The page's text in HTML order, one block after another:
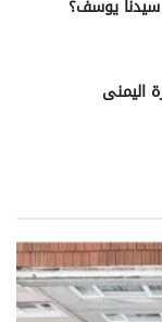
يوسف؟
اليمنى